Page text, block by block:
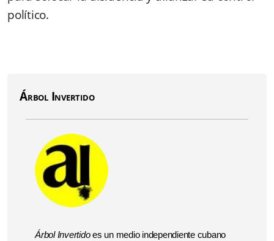
político.
Árbol Invertido
Árbol Invertidoes un medio independiente cubano